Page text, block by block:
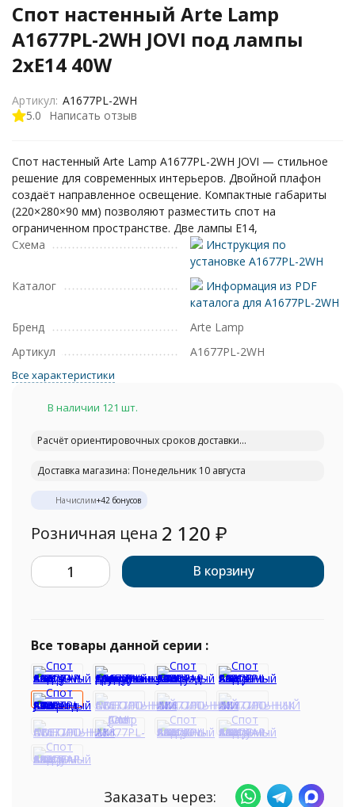
Спот настенный Arte Lamp
A1677PL-2WH JOVI под лампы
2xE14 40W
5.0 Написать отзыв
Артикул: A1677PL-2WH
Спот настенный Arte Lamp A1677PL-2WH JOVI — стильное
решение для современных интерьеров. Двойной плафон
создаёт направленное освещение. Компактные габариты
(220×280×90 мм) позволяют разместить спот на
ограниченном пространстве. Две лампы E14,
Схема
Инструкция по
установке A1677PL-2WH
Каталог
Информация из PDF
каталога для A1677PL-2WH
Бренд
Arte Lamp
Артикул
A1677PL-2WH
Все характеристики
В наличии 121 шт.
Расчёт ориентировочных сроков доставки...
Доставка магазина: Понедельник 10 августа
Начислим+42 бонусов
Розничная цена 2 120 ₽
В корзину
Все товары данной серии :
Заказать через: